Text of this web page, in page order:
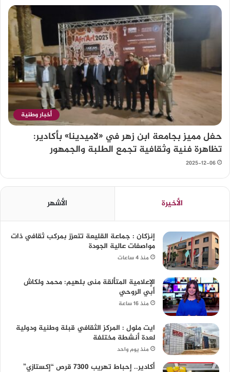
أخبار وطنية
حفل مميز بجامعة ابن زهر في «لاميدينا» بأكادير:
تظاهرة فنية وثقافية تجمع الطلبة والجمهور
2025-12-06
الأخيرة الأشهر
إنزكان : جماعة القليعة تتعزز بمركب ثقافي ذات
مواصفات عالية الجودة
منذ 4 ساعات
الإعلامية المتألقة منى بلهيم: محمد ولكاش
أبي الروحي
منذ 16 ساعة
ايت ملول : المركز الثقافي قبلة وطنية ودولية
لعدة أنشطة مختلفة
منذ يوم واحد
أكادير.. إحباط تهريب 7300 قرص “إكستازي”